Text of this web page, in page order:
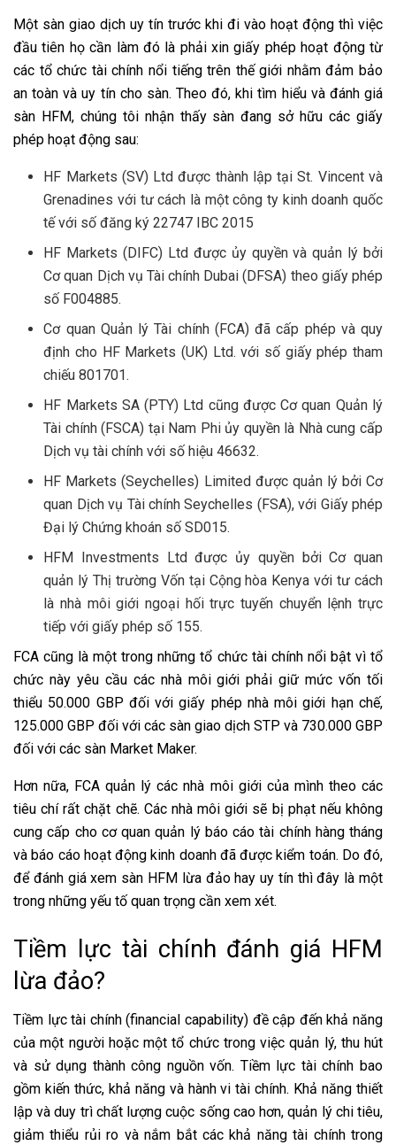
Một sàn giao dịch uy tín trước khi đi vào hoạt động thì việc
đầu tiên họ cần làm đó là phải xin giấy phép hoạt động từ
các tổ chức tài chính nổi tiếng trên thế giới nhằm đảm bảo
an toàn và uy tín cho sàn. Theo đó, khi tìm hiểu và đánh giá
sàn HFM, chúng tôi nhận thấy sàn đang sở hữu các giấy
phép hoạt động sau:
HF Markets (SV) Ltd được thành lập tại St. Vincent và
Grenadines với tư cách là một công ty kinh doanh quốc
tế với số đăng ký 22747 IBC 2015
HF Markets (DIFC) Ltd được ủy quyền và quản lý bởi
Cơ quan Dịch vụ Tài chính Dubai (DFSA) theo giấy phép
số F004885.
Cơ quan Quản lý Tài chính (FCA) đã cấp phép và quy
định cho HF Markets (UK) Ltd. với số giấy phép tham
chiếu 801701.
HF Markets SA (PTY) Ltd cũng được Cơ quan Quản lý
Tài chính (FSCA) tại Nam Phi ủy quyền là Nhà cung cấp
Dịch vụ tài chính với số hiệu 46632.
HF Markets (Seychelles) Limited được quản lý bởi Cơ
quan Dịch vụ Tài chính Seychelles (FSA), với Giấy phép
Đại lý Chứng khoán số SD015.
HFM Investments Ltd được ủy quyền bởi Cơ quan
quản lý Thị trường Vốn tại Cộng hòa Kenya với tư cách
là nhà môi giới ngoại hối trực tuyến chuyển lệnh trực
tiếp với giấy phép số 155.
FCA cũng là một trong những tổ chức tài chính nổi bật vì tổ
chức này yêu cầu các nhà môi giới phải giữ mức vốn tối
thiểu 50.000 GBP đối với giấy phép nhà môi giới hạn chế,
125.000 GBP đối với các sàn giao dịch STP và 730.000 GBP
đối với các sàn Market Maker.
Hơn nữa, FCA quản lý các nhà môi giới của mình theo các
tiêu chí rất chặt chẽ. Các nhà môi giới sẽ bị phạt nếu không
cung cấp cho cơ quan quản lý báo cáo tài chính hàng tháng
và báo cáo hoạt động kinh doanh đã được kiểm toán. Do đó,
để đánh giá xem sàn HFM lừa đảo hay uy tín thì đây là một
trong những yếu tố quan trọng cần xem xét.
Tiềm lực tài chính đánh giá HFM
lừa đảo?
Tiềm lực tài chính (financial capability) đề cập đến khả năng
của một người hoặc một tổ chức trong việc quản lý, thu hút
và sử dụng thành công nguồn vốn. Tiềm lực tài chính bao
gồm kiến thức, khả năng và hành vi tài chính. Khả năng thiết
lập và duy trì chất lượng cuộc sống cao hơn, quản lý chi tiêu,
giảm thiểu rủi ro và nắm bắt các khả năng tài chính trong